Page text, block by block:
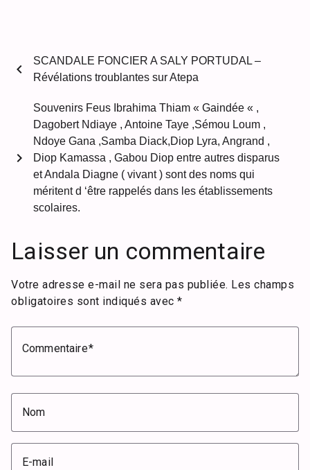
chevron_left
SCANDALE FONCIER A SALY PORTUDAL –
Révélations troublantes sur Atepa
Souvenirs Feus Ibrahima Thiam « Gaindée « ,
Dagobert Ndiaye , Antoine Taye ,Sémou Loum ,
Ndoye Gana ,Samba Diack,Diop Lyra, Angrand ,
Diop Kamassa , Gabou Diop entre autres disparus
et Andala Diagne ( vivant ) sont des noms qui
méritent d ‘être rappelés dans les établissements
scolaires.
chevron_right
Laisser un commentaire
Votre adresse e-mail ne sera pas publiée. Les champs
obligatoires sont indiqués avec *
Commentaire
Nom
E-mail